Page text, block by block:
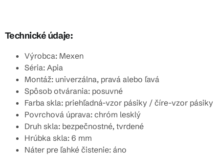
Technické údaje:
Výrobca: Mexen
Séria: Apia
Montáž: univerzálna, pravá alebo ľavá
Spôsob otvárania: posuvné
Farba skla: priehľadná-vzor pásiky / číre-vzor pásiky
Povrchová úprava: chróm lesklý
Druh skla: bezpečnostné, tvrdené
Hrúbka skla: 6 mm
Náter pre ľahké čistenie: áno